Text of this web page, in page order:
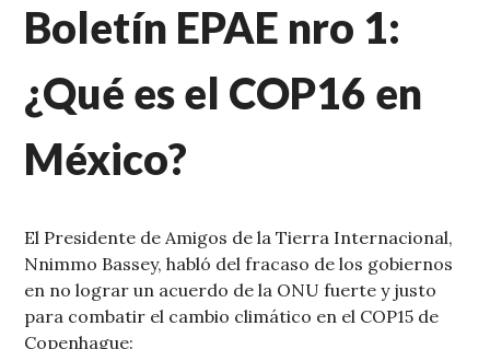
Boletín EPAE nro 1:
¿Qué es el COP16 en
México?
El Presidente de Amigos de la Tierra Internacional,
Nnimmo Bassey, habló del fracaso de los gobiernos
en no lograr un acuerdo de la ONU fuerte y justo
para combatir el cambio climático en el COP15 de
Copenhague: